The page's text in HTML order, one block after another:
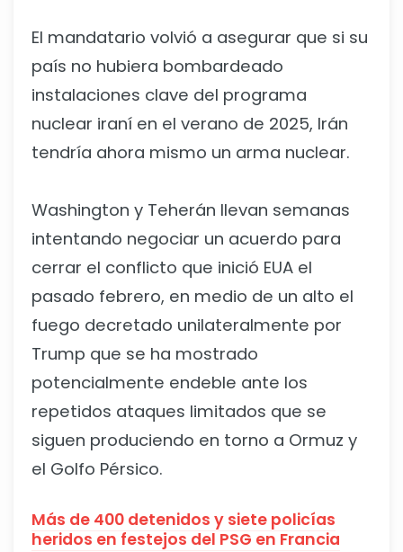
El mandatario volvió a asegurar que si su
país no hubiera bombardeado
instalaciones clave del programa
nuclear iraní en el verano de 2025, Irán
tendría ahora mismo un arma nuclear.
Washington y Teherán llevan semanas
intentando negociar un acuerdo para
cerrar el conflicto que inició EUA el
pasado febrero, en medio de un alto el
fuego decretado unilateralmente por
Trump que se ha mostrado
potencialmente endeble ante los
repetidos ataques limitados que se
siguen produciendo en torno a Ormuz y
el Golfo Pérsico.
Más de 400 detenidos y siete policías
heridos en festejos del PSG en Francia